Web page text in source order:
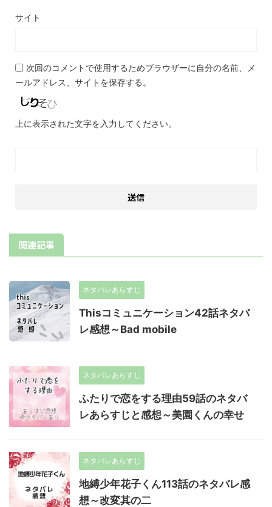
サイト
次回のコメントで使用するためブラウザーに自分の名前、メ
ールアドレス、サイトを保存する。
上に表示された文字を入力してください。
関連記事
ネタバレあらすじ
Thisコミュニケーション42話ネタバ
レ感想～Bad mobile
ネタバレあらすじ
ふたりで恋をする理由59話のネタバ
レあらすじと感想～美園くんの幸せ
ネタバレあらすじ
地縛少年花子くん113話のネタバレ感
想～改変其の二